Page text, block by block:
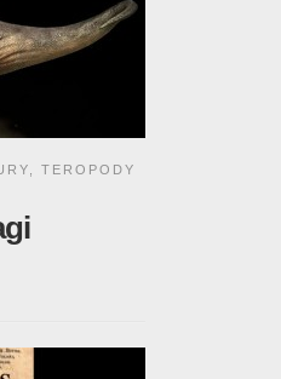
TEROPODY